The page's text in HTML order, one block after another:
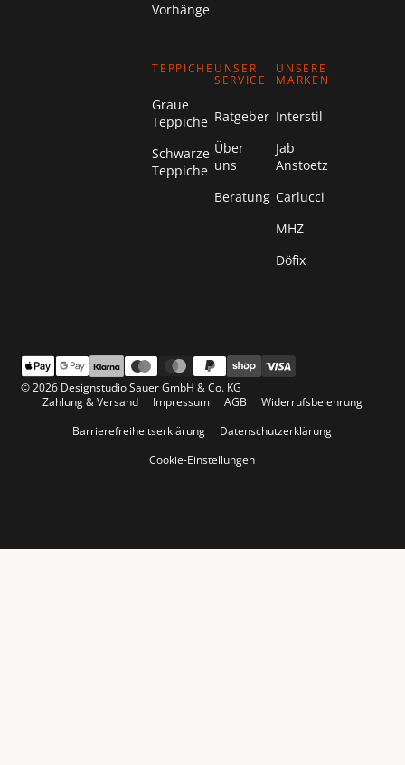
Vorhänge
TEPPICHE
Graue
Teppiche
Schwarze
Teppiche
UNSER
SERVICE
Ratgeber
Über
uns
Beratung
UNSERE
MARKEN
Interstil
Jab
Anstoetz
Carlucci
MHZ
Döfix
© 2026 Designstudio Sauer GmbH & Co. KG
Zahlung & Versand
Impressum AGB
Widerrufsbelehrung
Barrierefreiheitserklärung
Datenschutzerklärung
Cookie-Einstellungen